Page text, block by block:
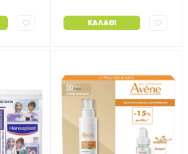
ΚΑΛΆΘΙ